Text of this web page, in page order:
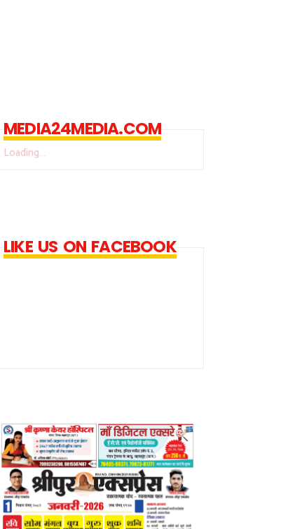
MEDIA24MEDIA.COM
Loading...
LIKE US ON FACEBOOK